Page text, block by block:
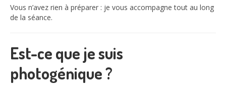
Vous n’avez rien à préparer : je vous accompagne tout au long
de la séance.
Est-ce que je suis
photogénique ?